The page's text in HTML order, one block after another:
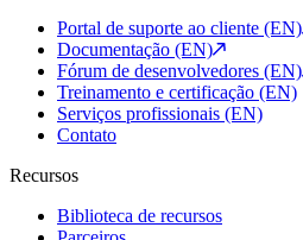
Portal de suporte ao cliente (EN)
Documentação (EN)
Fórum de desenvolvedores (EN)
Treinamento e certificação (EN)
Serviços profissionais (EN)
Contato
Recursos
Biblioteca de recursos